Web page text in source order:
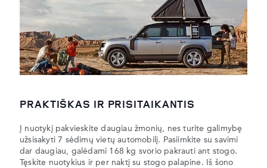
PRAKTIŠKAS IR PRISITAIKANTIS
Į nuotykį pakvieskite daugiau žmonių, nes turite galimybę
užsisakyti 7 sėdimų vietų automobilį. Pasiimkite su savimi
dar daugiau, galėdami 168 kg svorio pakrauti ant stogo.
Tęskite nuotykius ir per naktį su stogo palapine. Iš šono